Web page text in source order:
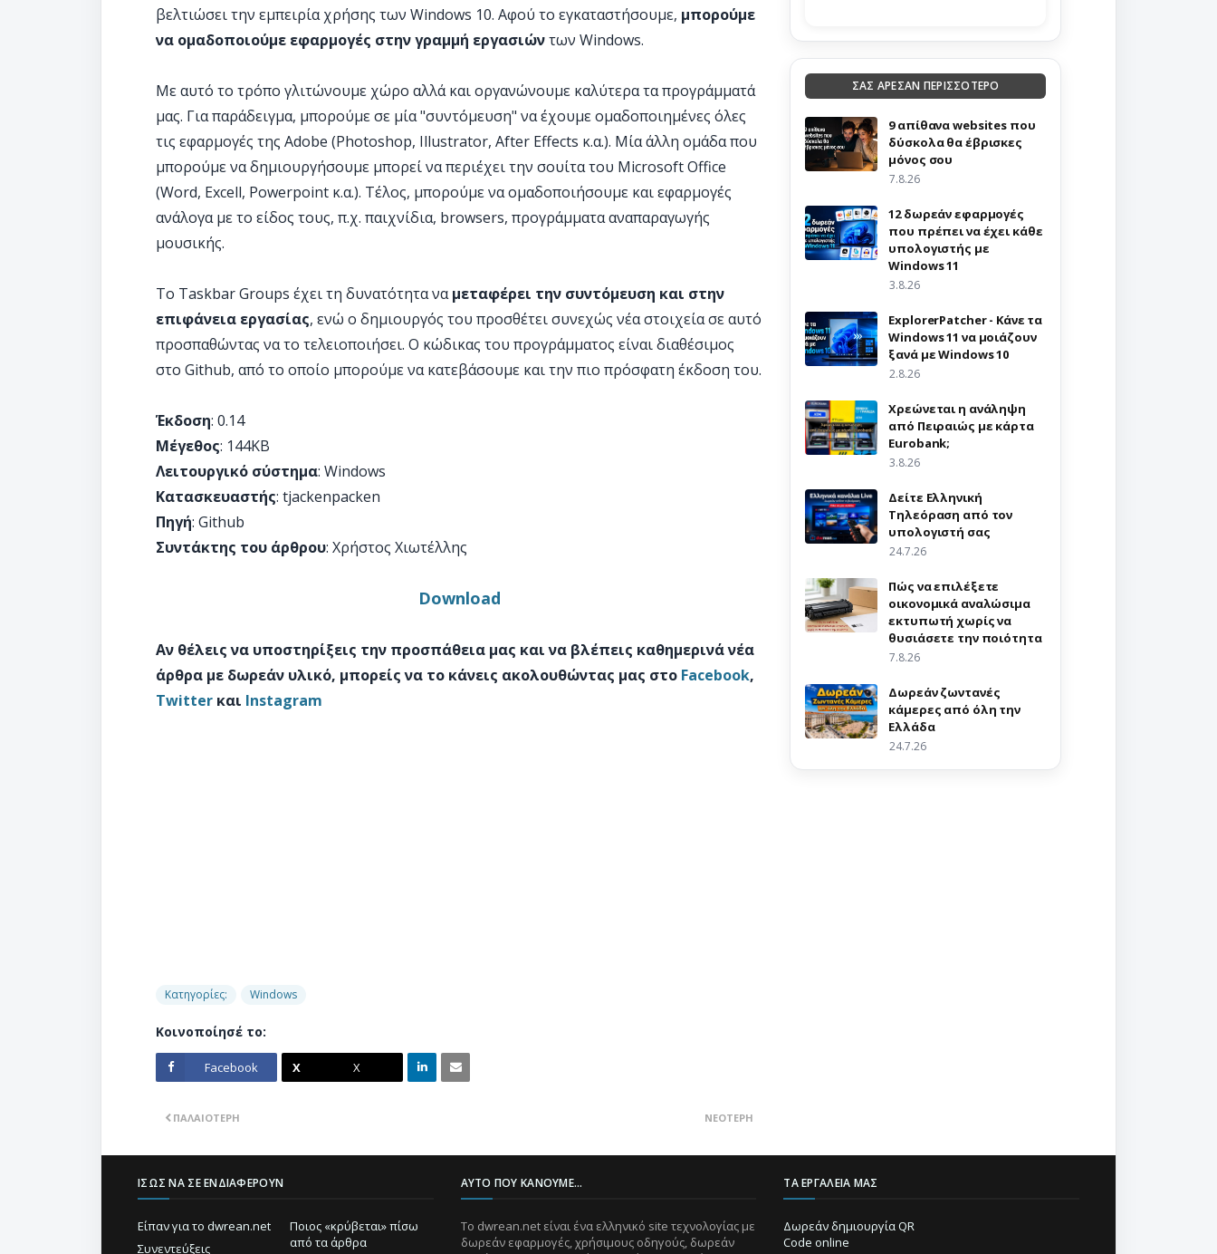
βελτιώσει την εμπειρία χρήσης των Windows 10. Αφού το εγκαταστήσουμε, μπορούμε
να ομαδοποιούμε εφαρμογές στην γραμμή εργασιώντων Windows.
Με αυτό το τρόπο γλιτώνουμε χώρο αλλά και οργανώνουμε καλύτερα τα προγράμματά
μας. Για παράδειγμα, μπορούμε σε μία "συντόμευση" να έχουμε ομαδοποιημένες όλες
τις εφαρμογές της Adobe (Photoshop, Illustrator, After Effects κ.α.). Μία άλλη ομάδα που
μπορούμε να δημιουργήσουμε μπορεί να περιέχει την σουίτα του Microsoft Office
(Word, Excell, Powerpoint κ.α.). Τέλος, μπορούμε να ομαδοποιήσουμε και εφαρμογές
ανάλογα με το είδος τους, π.χ. παιχνίδια, browsers, προγράμματα αναπαραγωγής
μουσικής.
Το Taskbar Groups έχει τη δυνατότητα ναμεταφέρει την συντόμευση και στην
επιφάνεια εργασίας, ενώ ο δημιουργός του προσθέτει συνεχώς νέα στοιχεία σε αυτό
προσπαθώντας να το τελειοποιήσει. Ο κώδικας του προγράμματος είναι διαθέσιμος
στο Github, από το οποίο μπορούμε να κατεβάσουμε και την πιο πρόσφατη έκδοση του.
Έκδοση: 0.14
Μέγεθος: 144KB
Λειτουργικό σύστημα: Windows
Κατασκευαστής: tjackenpacken
Πηγή: Github
Συντάκτης του άρθρου: Χρήστος Χιωτέλλης
Download
Αν θέλεις να υποστηρίξεις την προσπάθεια μας και να βλέπεις καθημερινά νέα
άρθρα με δωρεάν υλικό, μπορείς να το κάνεις ακολουθώντας μας στο Facebook,
Twitter και Instagram
Κατηγορίες: Windows
Κοινοποίησέ το:
Facebook
X
ΝΕΌΤΕΡΗ
ΠΑΛΑΙΌΤΕΡΗ
ΣΑΣ ΑΡΕΣΑΝ ΠΕΡΙΣΣΟΤΕΡΟ
9 απίθανα websites που
δύσκολα θα έβρισκες
μόνος σου
7.8.26
12 δωρεάν εφαρμογές
που πρέπει να έχει κάθε
υπολογιστής με
Windows 11
3.8.26
ExplorerPatcher - Κάνε τα
Windows 11 να μοιάζουν
ξανά με Windows 10
2.8.26
Χρεώνεται η ανάληψη
από Πειραιώς με κάρτα
Eurobank;
3.8.26
Δείτε Ελληνική
Τηλεόραση από τον
υπολογιστή σας
24.7.26
Πώς να επιλέξετε
οικονομικά αναλώσιμα
εκτυπωτή χωρίς να
θυσιάσετε την ποιότητα
7.8.26
Δωρεάν ζωντανές
κάμερες από όλη την
Ελλάδα
24.7.26
ΊΣΩΣ ΝΑ ΣΕ ΕΝΔΙΑΦΈΡΟΥΝ
Είπαν για το dwrean.net
Ποιος «κρύβεται» πίσω
από τα άρθρα
Συνεντεύξεις
ΑΥΤΌ ΠΟΥ ΚΆΝΟΥΜΕ...
Το dwrean.net είναι ένα ελληνικό site τεχνολογίας με
δωρεάν εφαρμογές, χρήσιμους οδηγούς, δωρεάν
ΤΑ ΕΡΓΑΛΕΊΑ ΜΑΣ
Δωρεάν δημιουργία QR
Code online